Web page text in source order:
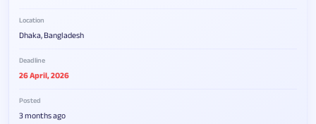
Location
Dhaka, Bangladesh
Deadline
26 April, 2026
Posted
3 months ago